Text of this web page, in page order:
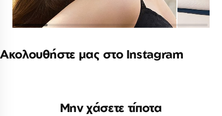
Ακολουθήστε μας στο Instagram
Μην χάσετε τίποτα